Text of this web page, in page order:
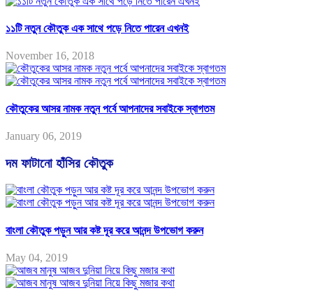
১১টি নতুন কৌতুক এক সাথে পড়ে নিতে পারেন এখনই
November 16, 2018
কৌতুকের আসর নামক নতুন পর্বে আপনাদের সবাইকে স্বাগতম
January 06, 2019
দম ফাটানো হাঁসির কৌতুক
বাংলা কৌতুক পড়ুন আর কষ্ট দূর করে আনন্দ উপভোগ করুন
May 04, 2019